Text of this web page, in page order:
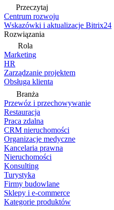
Przeczytaj
Centrum rozwoju
Wskazówki i aktualizacje Bitrix24
Rozwiązania
Rola
Marketing
HR
Zarządzanie projektem
Obsługa klienta
Branża
Przewóz i przechowywanie
Restauracja
Praca zdalna
CRM nieruchomości
Organizacje medyczne
Kancelaria prawna
Nieruchomości
Konsulting
Turystyka
Firmy budowlane
Sklepy i e-commerce
Kategorie produktów